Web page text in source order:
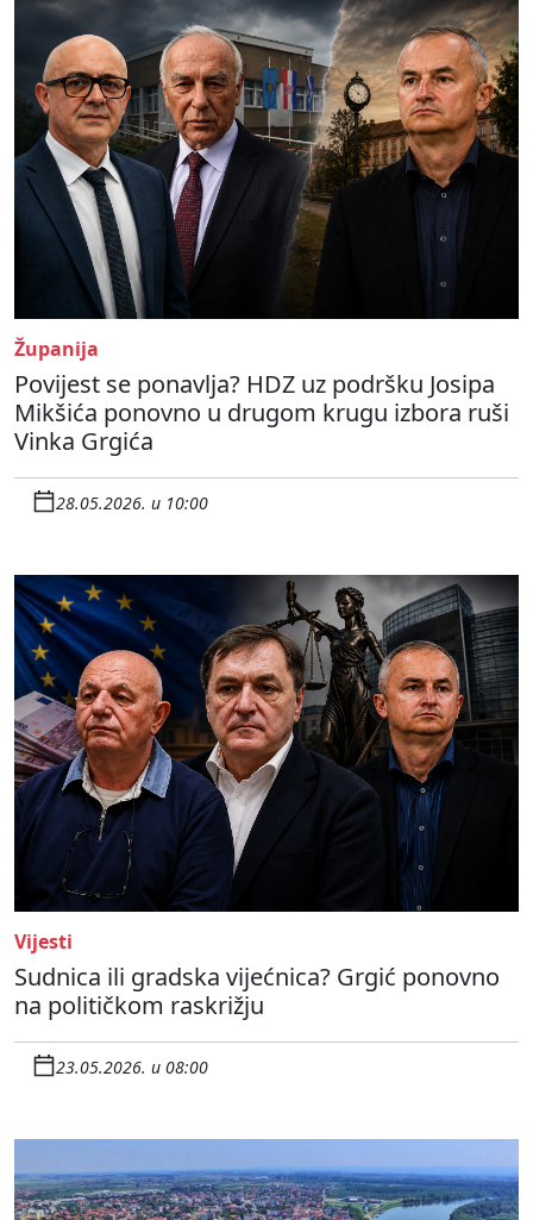
Županija
Povijest se ponavlja? HDZ uz podršku Josipa
Mikšića ponovno u drugom krugu izbora ruši
Vinka Grgića
28.05.2026. u 10:00
Vijesti
Sudnica ili gradska vijećnica? Grgić ponovno
na političkom raskrižju
23.05.2026. u 08:00